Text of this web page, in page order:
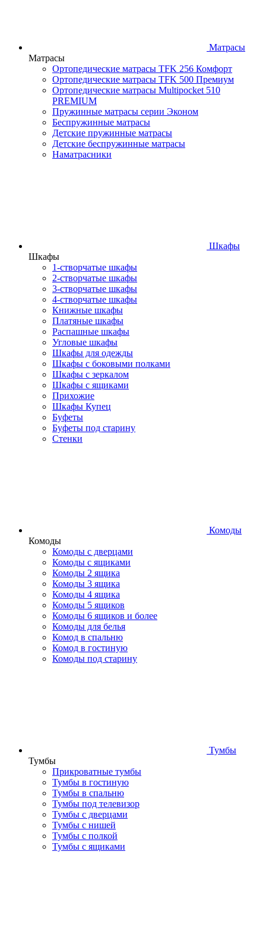
Матрасы
Матрасы
Ортопедические матрасы TFK 256 Комфорт
Ортопедические матрасы TFK 500 Премиум
Ортопедические матрасы Multipocket 510
PREMIUM
Пружинные матрасы серии Эконом
Беспружинные матрасы
Детские пружинные матрасы
Детские беспружинные матрасы
Наматрасники
Шкафы
Шкафы
1-створчатые шкафы
2-створчатые шкафы
3-створчатые шкафы
4-створчатые шкафы
Книжные шкафы
Платяные шкафы
Распашные шкафы
Угловые шкафы
Шкафы для одежды
Шкафы с боковыми полками
Шкафы с зеркалом
Шкафы с ящиками
Прихожие
Шкафы Купец
Буфеты
Буфеты под старину
Стенки
Комоды
Комоды
Комоды с дверцами
Комоды с ящиками
Комоды 2 ящика
Комоды 3 ящика
Комоды 4 ящика
Комоды 5 ящиков
Комоды 6 ящиков и более
Комоды для белья
Комод в спальню
Комод в гостиную
Комоды под старину
Тумбы
Тумбы
Прикроватные тумбы
Тумбы в гостиную
Тумбы в спальню
Тумбы под телевизор
Тумбы с дверцами
Тумбы с нишей
Тумбы с полкой
Тумбы с ящиками